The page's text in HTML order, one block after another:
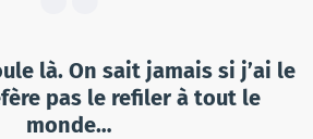
là. On sait jamais si j’ai le
pas le refiler à tout le
monde…